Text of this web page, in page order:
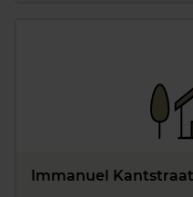
Immanuel